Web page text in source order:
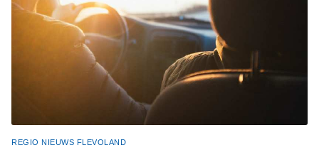
REGIO NIEUWS FLEVOLAND